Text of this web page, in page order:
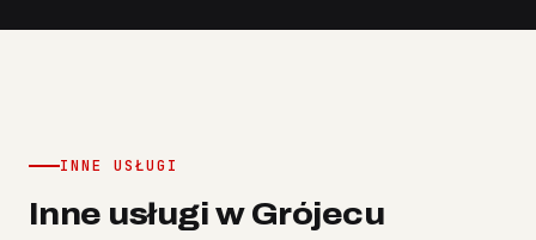
INNE USŁUGI
Inne usługi w Grójecu